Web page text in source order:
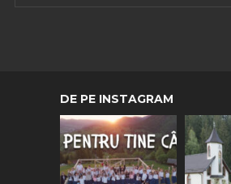
DE PE INSTAGRAM